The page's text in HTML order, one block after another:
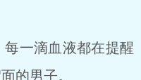
一滴血液都在提醒
的男子。